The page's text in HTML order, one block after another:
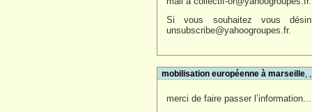
Si vous souhaitez vous
unsubscribe@yahoogroupes.fr.
mobilisation européenne à marseille
merci de faire passer